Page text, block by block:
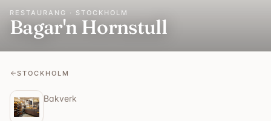
RESTAURANG · STOCKHOLM
Bagar'n Hornstull
STOCKHOLM
Bakverk